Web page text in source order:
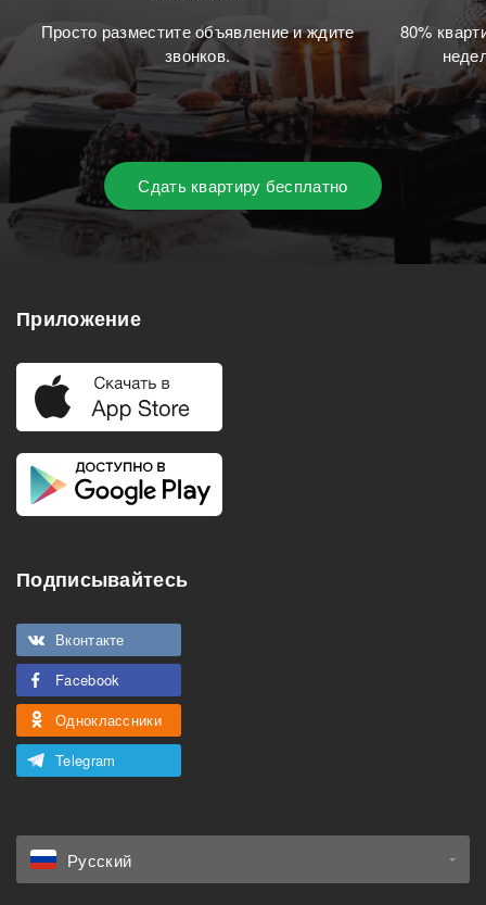
Просто разместите объявление и ждите
звонков.
80%
Сдать квартиру бесплатно
Приложение
Подписывайтесь
Вконтакте
Facebook
Одноклассники
Telegram
Русский